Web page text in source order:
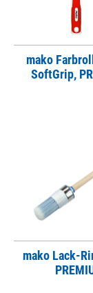
mako
SoftGrip,
mako Lack-